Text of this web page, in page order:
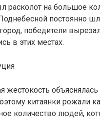
расколот на большое
постоянно
победители
в этих местах.
жестокость
китаянки рожали
количество людей,